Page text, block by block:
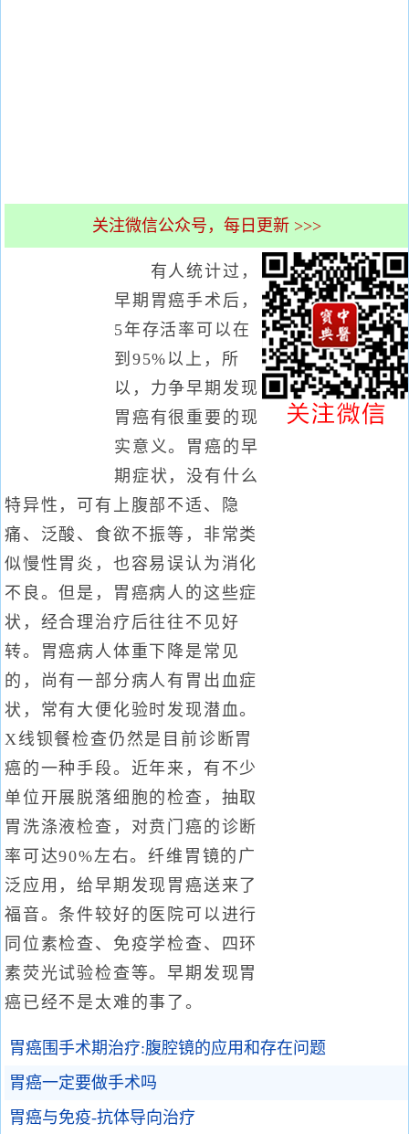
关注微信公众号，每日更新 >>>
有人统计过，
早期胃癌手术后，
5年存活率可以在
到95%以上，所
以，力争早期发现
胃癌有很重要的现
实意义。胃癌的早
期症状，没有什么
特异性，可有上腹部不适、隐
痛、泛酸、食欲不振等，非常类
似慢性胃炎，也容易误认为消化
不良。但是，胃癌病人的这些症
状，经合理治疗后往往不见好
转。胃癌病人体重下降是常见
的，尚有一部分病人有胃出血症
状，常有大便化验时发现潜血。
X线钡餐检查仍然是目前诊断胃
癌的一种手段。近年来，有不少
单位开展脱落细胞的检查，抽取
胃洗涤液检查，对贲门癌的诊断
率可达90%左右。纤维胃镜的广
泛应用，给早期发现胃癌送来了
福音。条件较好的医院可以进行
同位素检查、免疫学检查、四环
素荧光试验检查等。早期发现胃
癌已经不是太难的事了。
胃癌围手术期治疗:腹腔镜的应用和存在问题
胃癌一定要做手术吗
胃癌与免疫-抗体导向治疗